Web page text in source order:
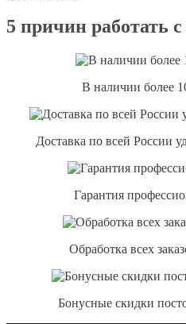
5 причин работать
В наличии более
Доставка по всей России
Гарантия
Обработка всех
Бонусные скидки